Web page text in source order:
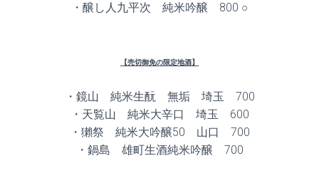
・醸し人九平次 純米吟醸 800 ○
【売切御免の限定地酒】
・鏡山 純米生酛 無垢 埼玉 700
・天覧山 純米大辛口 埼玉 600
・獺祭 純米大吟醸50 山口 700
・鍋島 雄町生酒純米吟醸 700